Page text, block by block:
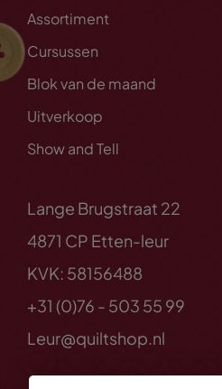
Assortiment
Cursussen
Blok van de maand
Uitverkoop
Show and Tell
Lange Brugstraat 22
4871 CP Etten-leur
KVK: 58156488
+31 (0)76 - 503 55 99
Leur@quiltshop.nl